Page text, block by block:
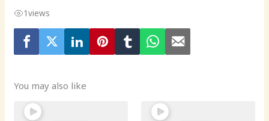
1views
You may also like